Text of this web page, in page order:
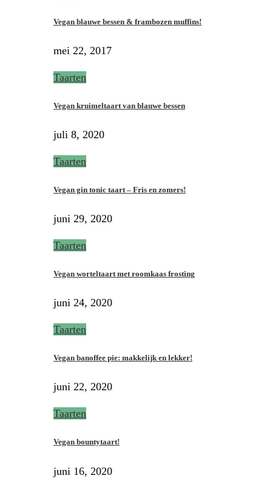
Vegan blauwe bessen & frambozen muffins!
mei 22, 2017
Taarten
Vegan kruimeltaart van blauwe bessen
juli 8, 2020
Taarten
Vegan gin tonic taart – Fris en zomers!
juni 29, 2020
Taarten
Vegan worteltaart met roomkaas frosting
juni 24, 2020
Taarten
Vegan banoffee pie: makkelijk en lekker!
juni 22, 2020
Taarten
Vegan bountytaart!
juni 16, 2020